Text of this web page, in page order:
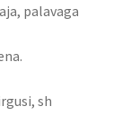
palavaga
sh